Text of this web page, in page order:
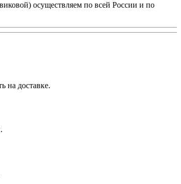
осуществляем по всей России и по
на доставке.